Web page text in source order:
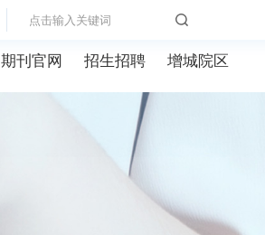
期刊官网 招生招聘 增城院区